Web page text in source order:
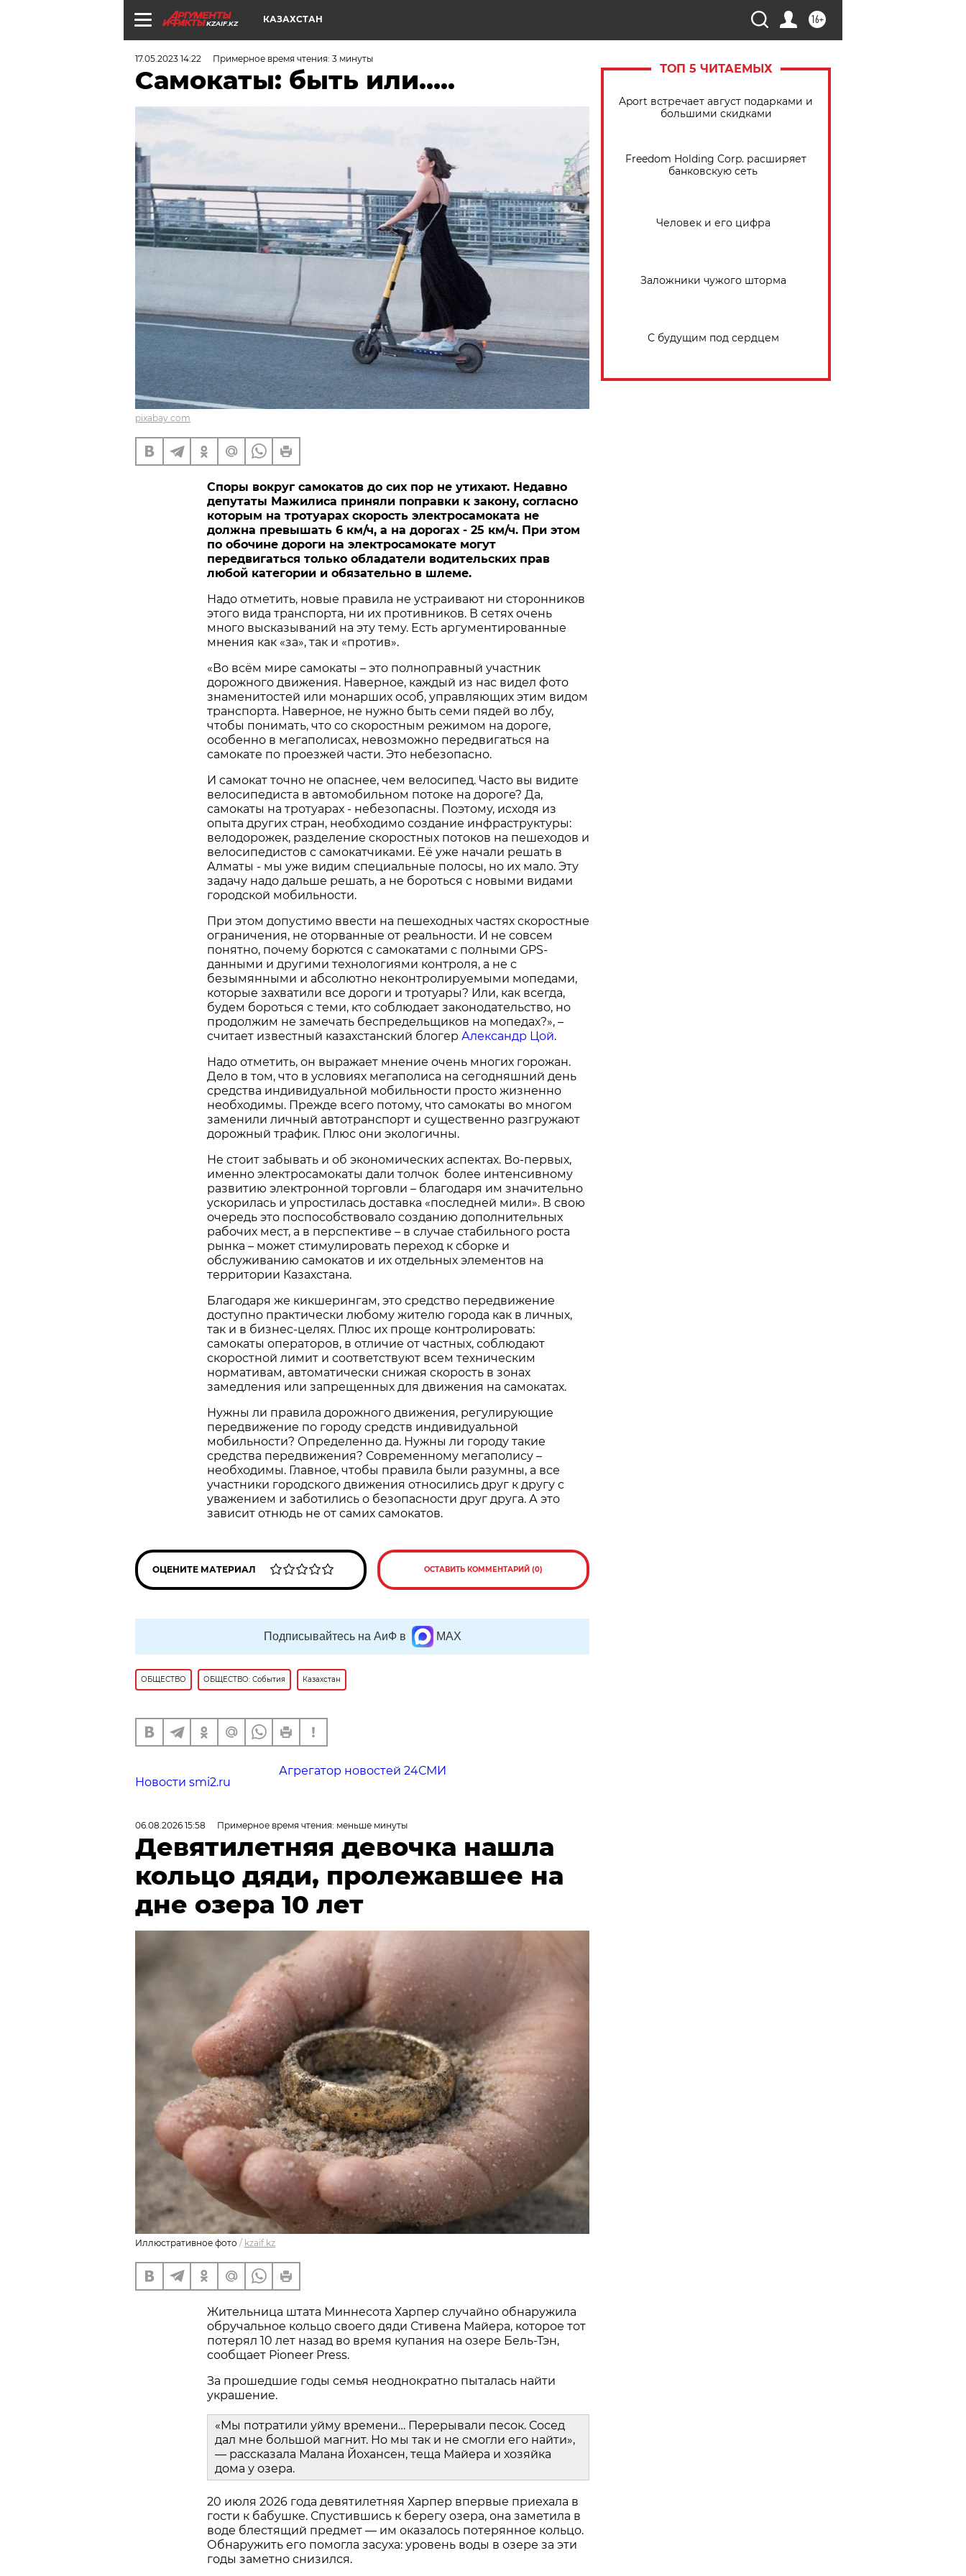
KZAIF.KZ 16+
КАЗАХСТАН
17.05.2023 14:22 Примерное время чтения: 3 минуты
Самокаты: быть или…..
pixabay.com
Споры вокруг самокатов до сих пор не утихают. Недавно
депутаты Мажилиса приняли поправки к закону, согласно
которым на тротуарах скорость электросамоката не
должна превышать 6 км/ч, а на дорогах - 25 км/ч. При этом
по обочине дороги на электросамокате могут
передвигаться только обладатели водительских прав
любой категории и обязательно в шлеме.
Надо отметить, новые правила не устраивают ни сторонников
этого вида транспорта, ни их противников. В сетях очень
много высказываний на эту тему. Есть аргументированные
мнения как «за», так и «против».
«Во всём мире самокаты – это полноправный участник
дорожного движения. Наверное, каждый из нас видел фото
знаменитостей или монарших особ, управляющих этим видом
транспорта. Наверное, не нужно быть семи пядей во лбу,
чтобы понимать, что со скоростным режимом на дороге,
особенно в мегаполисах, невозможно передвигаться на
самокате по проезжей части. Это небезопасно.
И самокат точно не опаснее, чем велосипед. Часто вы видите
велосипедиста в автомобильном потоке на дороге? Да,
самокаты на тротуарах - небезопасны. Поэтому, исходя из
опыта других стран, необходимо создание инфраструктуры:
велодорожек, разделение скоростных потоков на пешеходов и
велосипедистов с самокатчиками. Её уже начали решать в
Алматы - мы уже видим специальные полосы, но их мало. Эту
задачу надо дальше решать, а не бороться с новыми видами
городской мобильности.
При этом допустимо ввести на пешеходных частях скоростные
ограничения, не оторванные от реальности. И не совсем
понятно, почему борются с самокатами с полными GPS-
данными и другими технологиями контроля, а не с
безымянными и абсолютно неконтролируемыми мопедами,
которые захватили все дороги и тротуары? Или, как всегда,
будем бороться с теми, кто соблюдает законодательство, но
продолжим не замечать беспредельщиков на мопедах?», –
считает известный казахстанский блогер Александр Цой.
Надо отметить, он выражает мнение очень многих горожан.
Дело в том, что в условиях мегаполиса на сегодняшний день
средства индивидуальной мобильности просто жизненно
необходимы. Прежде всего потому, что самокаты во многом
заменили личный автотранспорт и существенно разгружают
дорожный трафик. Плюс они экологичны.
Не стоит забывать и об экономических аспектах. Во-первых,
именно электросамокаты дали толчок более интенсивному
развитию электронной торговли – благодаря им значительно
ускорилась и упростилась доставка «последней мили». В свою
очередь это поспособствовало созданию дополнительных
рабочих мест, а в перспективе – в случае стабильного роста
рынка – может стимулировать переход к сборке и
обслуживанию самокатов и их отдельных элементов на
территории Казахстана.
Благодаря же кикшерингам, это средство передвижение
доступно практически любому жителю города как в личных,
так и в бизнес-целях. Плюс их проще контролировать:
самокаты операторов, в отличие от частных, соблюдают
скоростной лимит и соответствуют всем техническим
нормативам, автоматически снижая скорость в зонах
замедления или запрещенных для движения на самокатах.
Нужны ли правила дорожного движения, регулирующие
передвижение по городу средств индивидуальной
мобильности? Определенно да. Нужны ли городу такие
средства передвижения? Современному мегаполису –
необходимы. Главное, чтобы правила были разумны, а все
участники городского движения относились друг к другу с
уважением и заботились о безопасности друг друга. А это
зависит отнюдь не от самих самокатов.
ОЦЕНИТЕ МАТЕРИАЛ ОСТАВИТЬ КОММЕНТАРИЙ (0)
Подписывайтесь на АиФ в MAX
ОБЩЕСТВО ОБЩЕСТВО: События Казахстан
Агрегатор новостей 24СМИ
Новости smi2.ru
ТОП 5 ЧИТАЕМЫХ
Aport встречает август подарками и
большими скидками
Freedom Holding Corp. расширяет
банковскую сеть
Человек и его цифра
Заложники чужого шторма
С будущим под сердцем
06.08.2026 15:58 Примерное время чтения: меньше минуты
Девятилетняя девочка нашла
кольцо дяди, пролежавшее на
дне озера 10 лет
Иллюстративное фото / kzaif.kz
Жительница штата Миннесота Харпер случайно обнаружила
обручальное кольцо своего дяди Стивена Майера, которое тот
потерял 10 лет назад во время купания на озере Бель-Тэн,
сообщает Pioneer Press.
За прошедшие годы семья неоднократно пыталась найти
украшение.
«Мы потратили уйму времени… Перерывали песок. Сосед
дал мне большой магнит. Но мы так и не смогли его найти»,
— рассказала Малана Йохансен, теща Майера и хозяйка
дома у озера.
20 июля 2026 года девятилетняя Харпер впервые приехала в
гости к бабушке. Спустившись к берегу озера, она заметила в
воде блестящий предмет — им оказалось потерянное кольцо.
Обнаружить его помогла засуха: уровень воды в озере за эти
годы заметно снизился.